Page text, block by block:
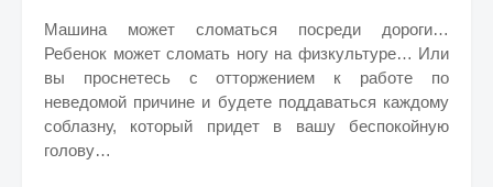
Машина может сломаться посреди дороги…
Ребенок может сломать ногу на физкультуре… Или
вы проснетесь с отторжением к работе по
неведомой причине и будете поддаваться каждому
соблазну, который придет в вашу беспокойную
голову…